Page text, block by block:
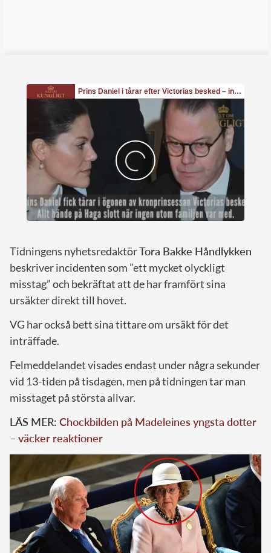
Tidningens nyhetsredaktörTora Bakke Håndlykken
beskriver incidenten som ”ett mycket olyckligt
misstag” och bekräftat att de har framfört sina
ursäkter direkt till hovet.
VG har också bett sina tittare om ursäkt för det
inträffade.
Felmeddelandet visades endast under några sekunder
vid 13-tiden på tisdagen, men på tidningen tar man
misstaget på största allvar.
LÄS MER: Chockbilden på Madeleines yngsta dotter
– väcker reaktioner